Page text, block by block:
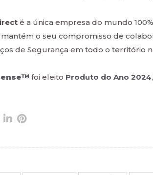
é a única empresa do mundo 100%
o seu compromisso de
de Segurança em todo o território
foi eleito Produto do Ano 2024